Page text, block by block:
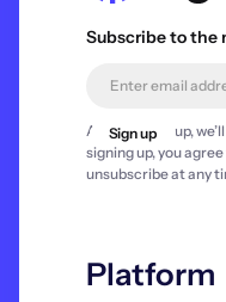
Subscribe to the
After signing up,
signing up, you
unsubscribe at any
Platform